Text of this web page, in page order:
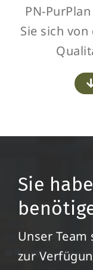
PN-
Sie sich
Sie
Unser
zur